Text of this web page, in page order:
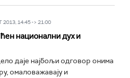
14:45 -> 21:00
национални дух и
даје најбољи одговор онима
омаловажавају и